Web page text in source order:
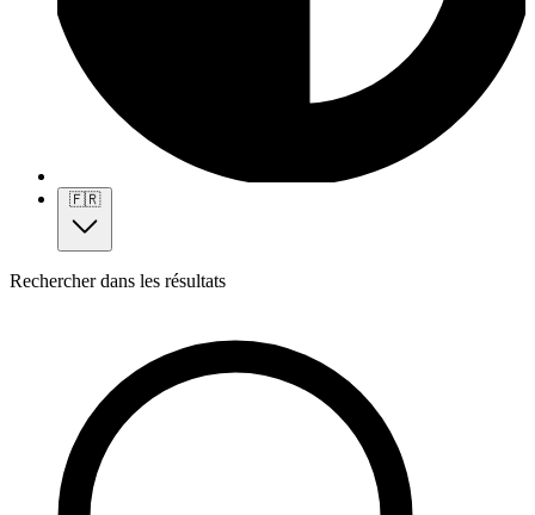
🇫🇷
Rechercher dans les résultats